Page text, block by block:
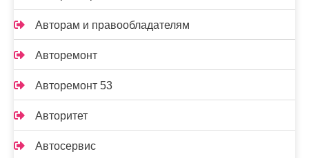
Авторам и правообладателям
Авторемонт
Авторемонт 53
Авторитет
Автосервис